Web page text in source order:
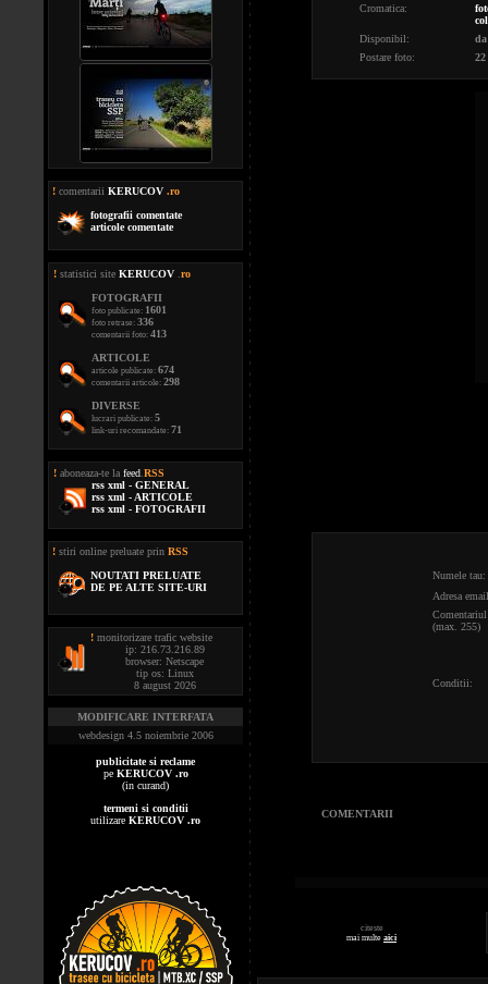
! comentarii KERUCOV .ro
fotografii comentate
articole comentate
! statistici site KERUCOV ro
FOTOGRAFII
foto publicate: 1601
foto retrase: 336
comentarii foto: 413
ARTICOLE
articole publicate: 674
comentarii articole: 298
DIVERSE
lucrari publicate: 5
link-uri recomandate: 71
! aboneaza-te la feed RSS
rss xml - GENERAL
rss xml - ARTICOLE
rss xml - FOTOGRAFII
! stiri online preluate prin RSS
NOUTATI PRELUATE
DE PE ALTE SITE-URI
! monitorizare trafic website
ip: 216.73.216.89
browser: Netscape
tip os: Linux
8 august 2026
MODIFICARE INTERFATA
webdesign 4.5 noiembrie 2006
publicitate si reclame
pe KERUCOV .ro
(in curand)
termeni si conditii
utilizare KERUCOV .ro
Cromatica:
Disponibil:
da
Postare foto:
22
Numele tau:
Adresa
(max. 255)
Conditii:
COMENTARII
citeste
mai multe aici